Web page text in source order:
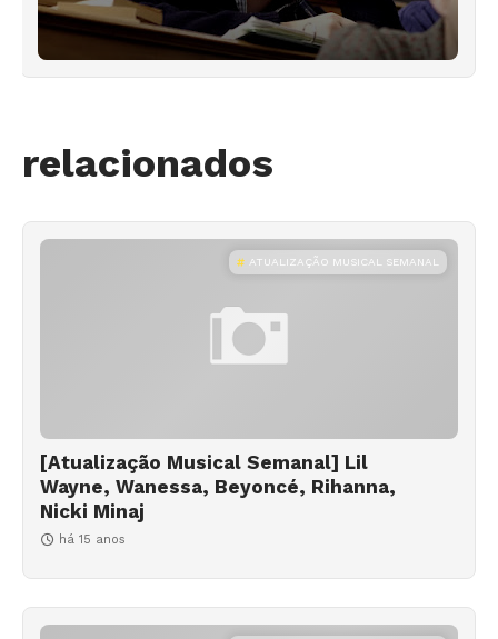
relacionados
ATUALIZAÇÃO MUSICAL SEMANAL
[Atualização Musical Semanal] Lil
Wayne, Wanessa, Beyoncé, Rihanna,
Nicki Minaj
há 15 anos